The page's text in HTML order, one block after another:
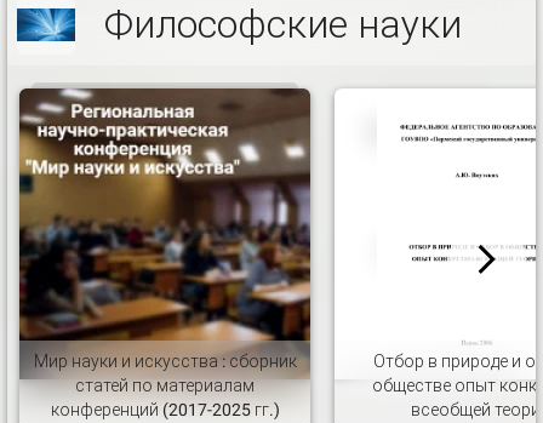
Философские науки
Мир науки и искусства : сборник
статей по материалам
конференций (2017-2025 гг.)
Отбор в природе и
обществе опыт
всеобщей